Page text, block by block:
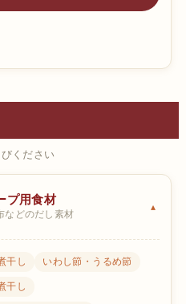
ください
プ用食材
などのだし素材
干し いわし節・うるめ節
干し